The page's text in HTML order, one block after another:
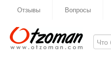
Отзывы Вопросы